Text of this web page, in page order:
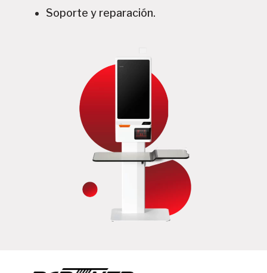
Soporte y reparación.